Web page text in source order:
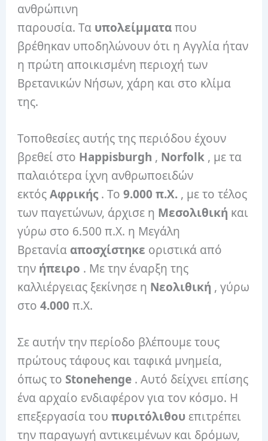
ανθρώπινη
παρουσία. Τα υπολείμματαπου
βρέθηκαν υποδηλώνουν ότι η Αγγλία ήταν
η πρώτη αποικισμένη περιοχή των
Βρετανικών Νήσων, χάρη και στο κλίμα
της.
Τοποθεσίες αυτής της περιόδου έχουν
βρεθεί στο Happisburgh , Norfolk , με τα
παλαιότερα ίχνη ανθρωποειδών
εκτόςΑφρικής. Το9.000 π.Χ. , με το τέλος
των παγετώνων, άρχισε η Μεσολιθική και
γύρω στο 6.500 π.Χ. η Μεγάλη
Βρετανία αποσχίστηκε οριστικά από
την ήπειρο . Με την έναρξη της
καλλιέργειας ξεκίνησε η Νεολιθική , γύρω
στο4.000 π.Χ.
Σε αυτήν την περίοδο βλέπουμε τους
πρώτους τάφους και ταφικά μνημεία,
όπως το Stonehenge . Αυτό δείχνει επίσης
ένα αρχαίο ενδιαφέρον για τον κόσμο. Η
επεξεργασία τουπυριτόλιθου επιτρέπει
την παραγωγή αντικειμένων και δρόμων,